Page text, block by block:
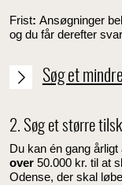
Frist: Ansøgninger
og du får derefter
Søg et
2. Søg et større
Du kan én gang
over 50.000 kr. til at
Odense, der skal